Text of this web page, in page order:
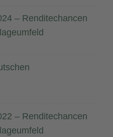
– Renditechancen
– Renditechancen